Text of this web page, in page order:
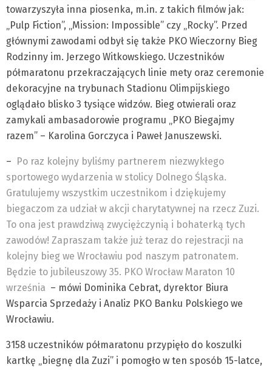
towarzyszyła inna piosenka, m.in. z takich filmów jak:
„Pulp Fiction”, „Mission: Impossible” czy „Rocky”. Przed
głównymi zawodami odbył się także PKO Wieczorny Bieg
Rodzinny im. Jerzego Witkowskiego. Uczestników
półmaratonu przekraczających linie mety oraz ceremonie
dekoracyjne na trybunach Stadionu Olimpijskiego
oglądało blisko 3 tysiące widzów. Bieg otwierali oraz
zamykali ambasadorowie programu „PKO Biegajmy
razem” – Karolina Gorczyca i Paweł Januszewski.
– Po raz kolejny byliśmy partnerem niezwykłego
sportowego wydarzenia w stolicy Dolnego Śląska.
Gratulujemy wszystkim uczestnikom i dziękujemy
biegaczom za udział w akcji charytatywnej na rzecz Zuzi.
To ona jest prawdziwą zwyciężczynią i bohaterką tych
zawodów! Zapraszam także już teraz do rejestracji na
kolejny bieg we Wrocławiu pod naszym patronatem.
Będzie to jubileuszowy 35. PKO Wrocław Maraton 10
września – mówi Dominika Cebrat, dyrektor Biura
Wsparcia Sprzedaży i Analiz PKO Banku Polskiego we
Wrocławiu.
3158 uczestników półmaratonu przypięło do koszulki
kartkę „biegnę dla Zuzi” i pomogło w ten sposób 15-latce,